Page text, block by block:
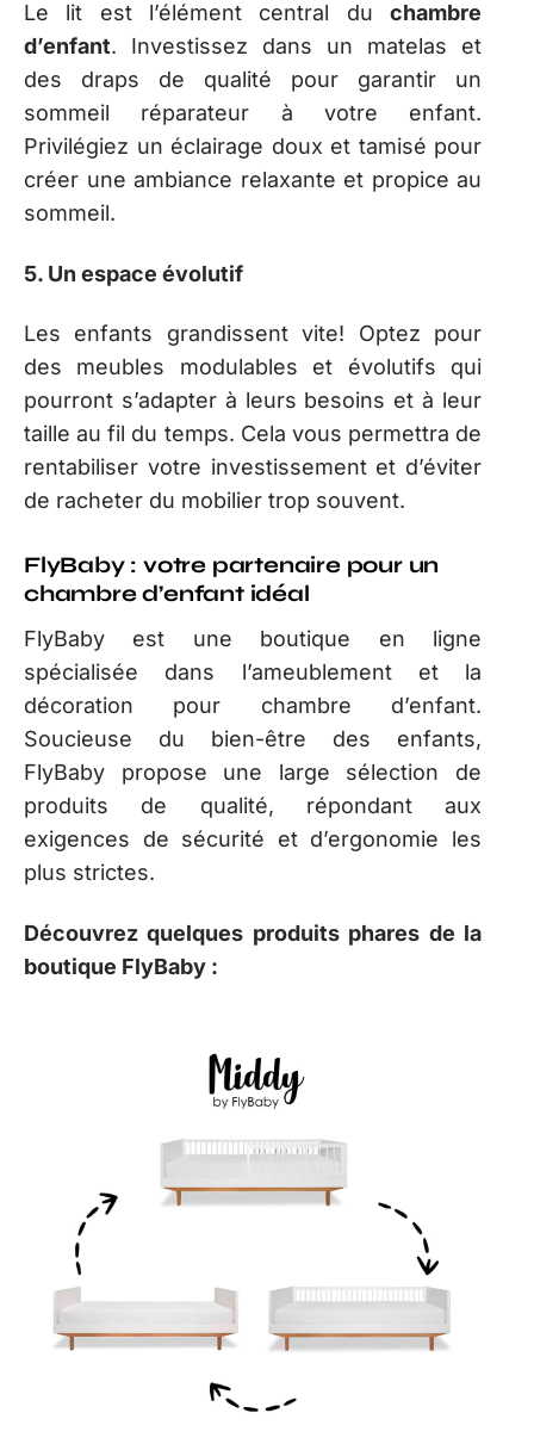
Le lit est l’élément central du chambre
d’enfant. Investissez dans un matelas et
des draps de qualité pour garantir un
sommeil réparateur à votre enfant.
Privilégiez un éclairage doux et tamisé pour
créer une ambiance relaxante et propice au
sommeil.
5. Un espace évolutif
Les enfants grandissent vite! Optez pour
des meubles modulables et évolutifs qui
pourront s’adapter à leurs besoins et à leur
taille au fil du temps. Cela vous permettra de
rentabiliser votre investissement et d’éviter
de racheter du mobilier trop souvent.
FlyBaby : votre partenaire pour un
chambre d’enfant idéal
FlyBaby est une boutique en ligne
spécialisée dans l’ameublement et la
décoration pour chambre d’enfant.
Soucieuse du bien-être des enfants,
FlyBaby propose une large sélection de
produits de qualité, répondant aux
exigences de sécurité et d’ergonomie les
plus strictes.
Découvrez quelques produits phares de la
boutique FlyBaby :